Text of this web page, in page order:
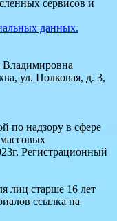
сервисов и
данных.
Владимировна
ул. Полковая, д. 3,
по надзору в сфере
Регистрационный
лиц старше 16 лет
ссылка на